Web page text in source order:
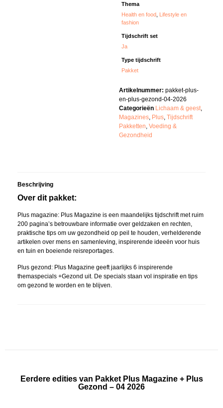
Thema
Health en food Lifestyle en
fashion
Tijdschrift set
Ja
Type tijdschrift
Pakket
Artikelnummer: pakket-plus-
en-plus-gezond-04-2026
Categorieën Lichaam & geest,
Magazines, Plus, Tijdschrift
Pakketten, Voeding &
Gezondheid
Beschrijving
Over dit pakket:
Plus magazine: Plus Magazine is een maandelijks tijdschrift met ruim
200 pagina’s betrouwbare informatie over geldzaken en rechten,
praktische tips om uw gezondheid op peil te houden, verhelderende
artikelen over mens en samenleving, inspirerende ideeën voor huis
en tuin en boeiende reisreportages.
Plus gezond: Plus Magazine geeft jaarlijks 6 inspirerende
themaspecials +Gezond uit. De specials staan vol inspiratie en tips
om gezond te worden en te blijven.
Eerdere edities van Pakket Plus Magazine + Plus
Gezond – 04 2026